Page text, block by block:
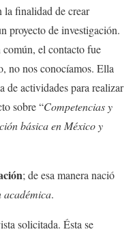
la finalidad de crear
proyecto de investigación.
el contacto fue
no nos conocíamos. Ella
de actividades para realizar
sobre “Competencias y
básica en México y
; de esa manera nació
.
solicitada. Ésta se